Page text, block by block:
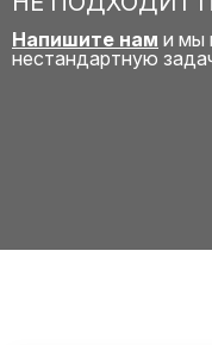
Напишите нам и мы
нестандартную